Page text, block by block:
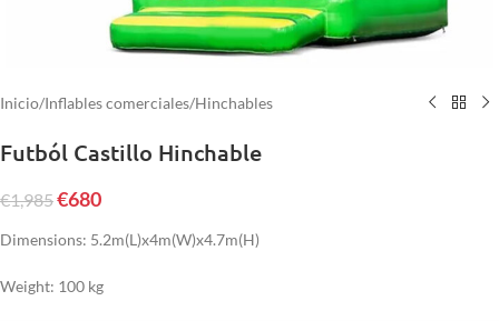
Inicio/Inflables comerciales/Hinchables
Futból Castillo Hinchable
€1,985€680
Dimensions: 5.2m(L)x4m(W)x4.7m(H)
Weight: 100 kg